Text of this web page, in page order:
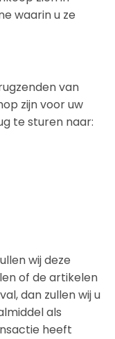
waarin u ze
van
zijn voor uw
te sturen naar:
wij deze
of de artikelen
dan zullen wij u
als
heeft